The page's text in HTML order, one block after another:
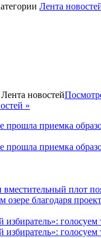
Лента
Лента новостей
»
прошла приемка
прошла приемка
плот
озере благодаря
голосуем
голосуем